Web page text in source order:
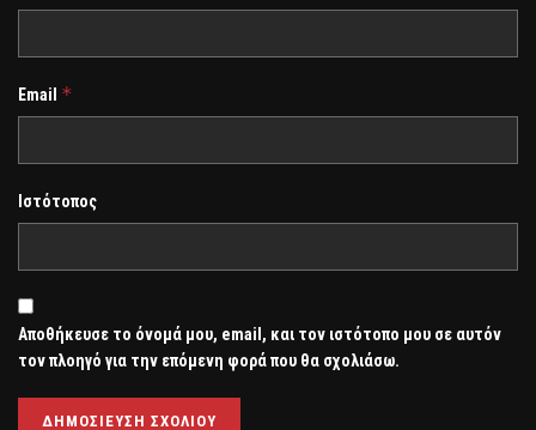
Email *
Ιστότοπος
Αποθήκευσε το όνομά μου, email, και τον ιστότοπο μου σε αυτόν
τον πλοηγό για την επόμενη φορά που θα σχολιάσω.